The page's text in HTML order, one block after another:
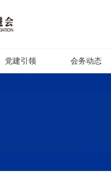
党建引领 会务动态
产融会动态